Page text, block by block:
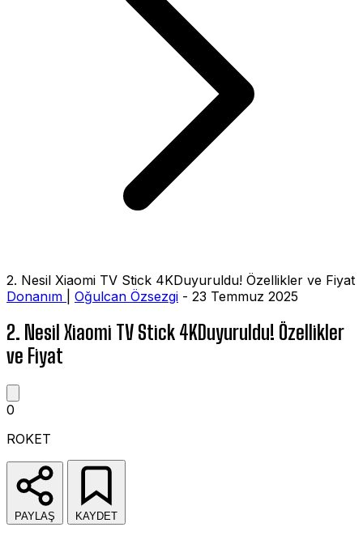
2. Nesil Xiaomi TV Stick 4KDuyuruldu! Özellikler ve Fiyat
Donanım
Oğulcan Özsezgi - 23 Temmuz 2025
2. Nesil Xiaomi TV Stick 4KDuyuruldu! Özellikler
ve Fiyat
0
ROKET
PAYLAŞ KAYDET